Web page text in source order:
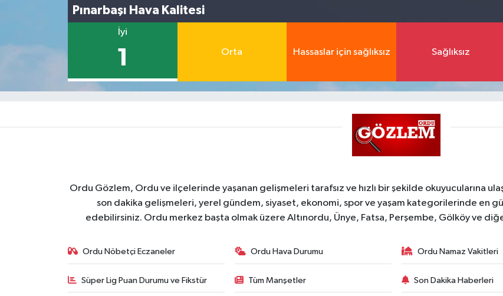
Pınarbaşı Hava Kalitesi
İyi
1 Orta Hassaslar için sağlıksız Sağlıksız
Ordu Gözlem, Ordu ve ilçelerinde yaşanan gelişmeleri tarafsız ve hızlı bir şekilde okuyucularına
son dakika gelişmeleri, yerel gündem, siyaset, ekonomi, spor ve yaşam kategorilerinde en
edebilirsiniz. Ordu merkez başta olmak üzere Altınordu, Ünye, Fatsa, Perşembe, Gölköy ve
Ordu Nöbetçi Eczaneler Ordu Hava Durumu Ordu Namaz Vakitleri
Süper Lig Puan Durumu ve Fikstür Tüm Manşetler Son Dakika Haberleri